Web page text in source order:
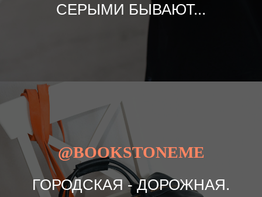
СЕРЫМИ БЫВАЮТ...
@BOOKSTONEME
ГОРОДСКАЯ - ДОРОЖНАЯ.